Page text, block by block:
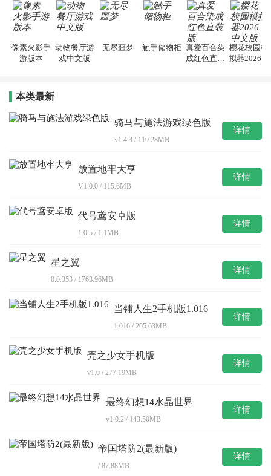
像素火影手
游版本
动物餐厅游
戏中文版
无尽噩梦 触手储物柜 真爱百合染
成红色直装
樱花校园模
拟器2026中
本类最新
骑马与施法游戏绿色版
v1.4.3 / 110.28MB
详情
放置地牢大亨
V1.0.0 / 115.6MB
详情
代号鸢安卓版
1.0.5 / 1.1MB
详情
星之翼
0.0.353 / 1763.96MB
详情
当铺人生2手机版1.016
1.016 / 205.63MB
详情
壳之少女手机版
v1.0 / 277.19MB
详情
最终幻想14水晶世界
v1.0.2 / 143.50MB
详情
帝国塔防2(最新版)
/ 87.88MB
详情